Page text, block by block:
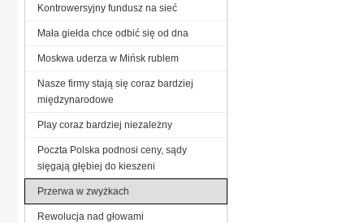
Kontrowersyjny fundusz na sieć
Mała giełda chce odbić się od dna
Moskwa uderza w Mińsk rublem
Nasze firmy stają się coraz bardziej
międzynarodowe
Play coraz bardziej niezależny
Poczta Polska podnosi ceny, sądy
sięgają głębiej do kieszeni
Przerwa w zwyżkach
Rewolucja nad głowami